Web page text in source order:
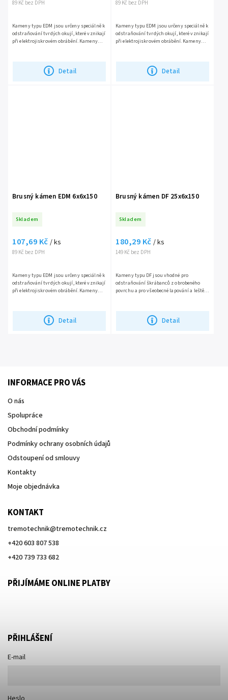
89 Kč bez DPH
Detail
Kameny typu EDM jsou určeny speciálně k
odstraňování tvrdých okují, které vznikají
při elektrojiskrovém obrábění. Kameny
89 Kč bez DPH
Detail
Kameny typu EDM jsou určeny speciálně k
odstraňování tvrdých okují, které vznikají
při elektrojiskrovém obrábění. Kameny
Brusný kámen EDM 6x6x150
Skladem
89 Kč bez DPH
107,69 Kč / ks
Detail
Kameny typu EDM jsou určeny speciálně k
odstraňování tvrdých okují, které vznikají
při elektrojiskrovém obrábění. Kameny
Brusný kámen DF 25x6x150
Skladem
149 Kč bez DPH
180,29 Kč / ks
Detail
Kameny typu DF jsou vhodné pro
odstraňování škrábanců z obrobeného
povrchu a pro všeobecné lapování a leštění
INFORMACE PRO VÁS
O nás
Spolupráce
Obchodní podmínky
Podmínky ochrany osobních údajů
Odstoupení od smlouvy
Kontakty
Moje objednávka
KONTAKT
tremotechnik@tremotechnik.cz
+420 603 807 538
+420 739 733 682
PŘIJÍMÁME ONLINE PLATBY
PŘIHLÁŠENÍ
E-mail